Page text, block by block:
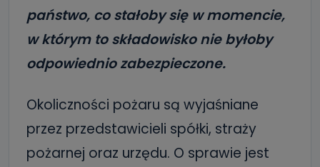
państwo, co stałoby się w momencie,
w którym to składowisko nie byłoby
odpowiednio zabezpieczone.
Okoliczności pożaru są wyjaśniane
przez przedstawicieli spółki, straży
pożarnej oraz urzędu. O sprawie jest